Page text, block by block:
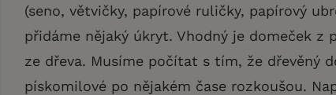
(seno, větvičky, papírové ruličky, papírový
přidáme nějaký úkryt. Vhodný je domeček z
ze dřeva. Musíme počítat s tím, že dřevěný
pískomilové po nějakém čase rozkoušou.